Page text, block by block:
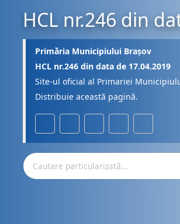
HCL nr.246 din
Primăria Municipiului Brașov
HCL nr.246 din data de 17.04.2019
Site-ul oficial al Primariei
Distribuie această pagină.